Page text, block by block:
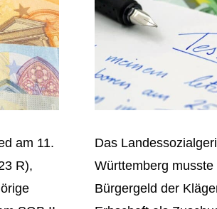
am 11.
R),
Das
Württemberg
Bürgergeld der